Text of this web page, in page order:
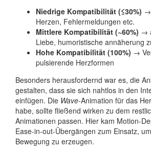
Niedrige Kompatibilität (≤30%) →
Herzen, Fehlermeldungen etc.
Mittlere Kompatibilität (~60%) →
Liebe, humoristische annäherung
Hohe Kompatibilität (100%) →
pulsierende Herzformen
Besonders herausfordernd war es, die
gestalten, dass sie sich nahtlos in den
einfügen. Die Wave-Animation für das
habe, sollte fließend wirken zu dem
Animationen passen. Hier kam Motion-
Ease-in-out-Übergängen zum Einsatz,
Bewegung zu erzeugen.